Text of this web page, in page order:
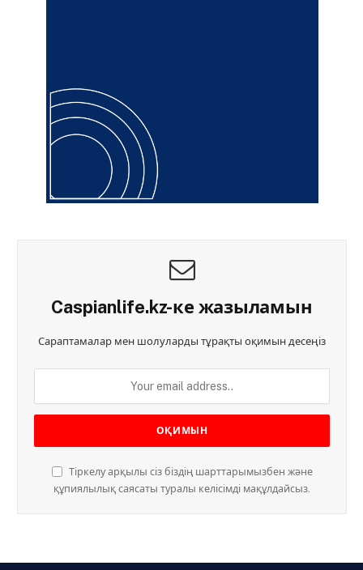
Caspianlife.kz-ке жазыламын
Сараптамалар мен шолуларды тұрақты оқимын десеңіз
Тіркелу арқылы сіз біздің шарттарымызбен және
құпиялылық саясаты туралы келісімді мақұлдайсыз.